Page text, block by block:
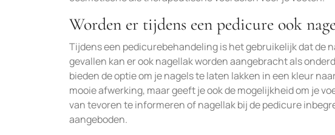
Worden er tijdens een pedicure ook
Tijdens een pedicurebehandeling is het gebruikelijk dat de
gevallen kan er ook nagellak worden aangebracht als
bieden de optie om je nagels te laten lakken in een kleur
mooie afwerking, maar geeft je ook de mogelijkheid om je
van tevoren te informeren of nagellak bij de pedicure
aangeboden.